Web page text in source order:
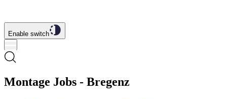
Enable switch
Montage Jobs - Bregenz